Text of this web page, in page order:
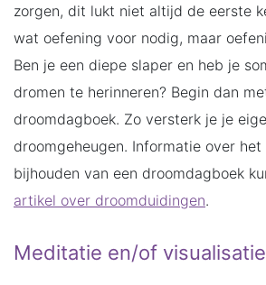
zorgen, dit lukt niet altijd de eerste
wat oefening voor nodig, maar
Ben je een diepe slaper en heb je
dromen te herinneren? Begin dan
droomdagboek. Zo versterk je je
droomgeheugen. Informatie over het
bijhouden van een droomdagboek
artikel over droomduidingen.
Meditatie en/of visualisatie